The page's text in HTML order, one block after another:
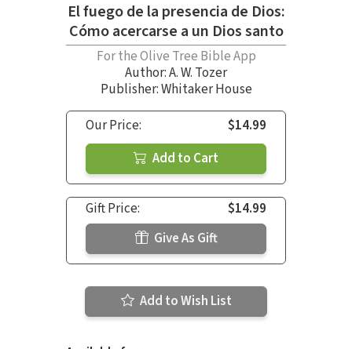
El fuego de la presencia de Dios:
Cómo acercarse a un Dios santo
For the Olive Tree Bible App
Author:A. W. Tozer
Publisher: Whitaker House
Our Price:
$14.99
Add to Cart
Gift Price:
$14.99
Give As Gift
Add to Wish List